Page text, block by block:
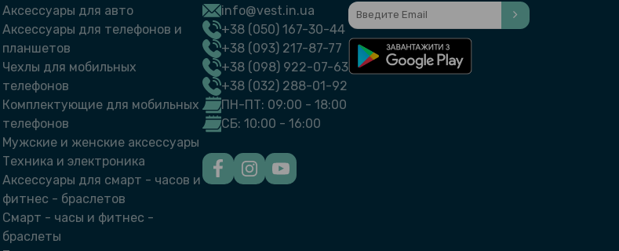
Аксессуары для авто
Аксессуары для телефонов и
планшетов
Чехлы для мобильных
телефонов
Комплектующие для мобильных
телефонов
Мужские и женские аксессуары
Техника и электроника
Аксессуары для смарт - часов и
фитнес - браслетов
Смарт - часы и фитнес -
браслеты
info@vest.in.ua
+38 (050) 167-30-44
+38 (093) 217-87-77
+38 (098) 922-07-63
+38 (032) 288-01-92
ПН-ПТ: 09:00 - 18:00
СБ: 10:00 - 16:00